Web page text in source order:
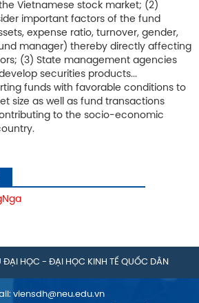
Vietnamese stock market; (2)
important factors of the fund
expense ratio, turnover, gender,
manager) thereby directly affecting
(3) State management agencies
securities products...
funds with favorable conditions to
size as well as fund transactions
to the socio-economic
ĐẠI HỌC - ĐẠI HỌC KINH TẾ QUỐC DÂN
viensdh@neu.edu.vn